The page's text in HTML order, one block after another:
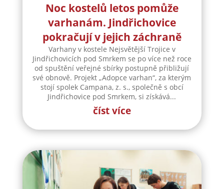
Noc kostelů letos pomůže
varhanám. Jindřichovice
pokračují v jejich záchraně
Varhany v kostele Nejsvětější Trojice v
Jindřichovicích pod Smrkem se po více než roce
od spuštění veřejné sbírky postupně přibližují
své obnově. Projekt „Adopce varhan“, za kterým
stojí spolek Campana, z. s., společně s obcí
Jindřichovice pod Smrkem, si získává...
číst více